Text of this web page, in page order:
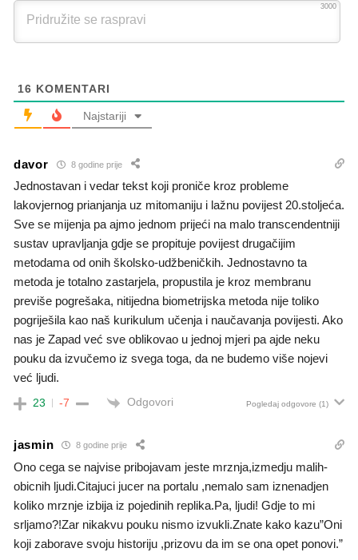
3000
16 KOMENTARI
Najstariji
davor 8 godine prije
Jednostavan i vedar tekst koji proniče kroz probleme
lakovjernog prianjanja uz mitomaniju i lažnu povijest 20.stoljeća.
Sve se mijenja pa ajmo jednom prijeći na malo transcendentniji
sustav upravljanja gdje se propituje povijest drugačijim
metodama od onih školsko-udžbeničkih. Jednostavno ta
metoda je totalno zastarjela, propustila je kroz membranu
previše pogrešaka, nitijedna biometrijska metoda nije toliko
pogriješila kao naš kurikulum učenja i naučavanja povijesti. Ako
nas je Zapad već sve oblikovao u jednoj mjeri pa ajde neku
pouku da izvučemo iz svega toga, da ne budemo više nojevi
već ljudi.
23 -7 Odgovori Pogledaj odgovore (1)
jasmin 8 godine prije
Ono cega se najvise pribojavam jeste mrznja,izmedju malih-
obicnih ljudi.Citajuci jucer na portalu ,nemalo sam iznenadjen
koliko mrznje izbija iz pojedinih replika.Pa, ljudi! Gdje to mi
srljamo?!Zar nikakvu pouku nismo izvukli.Znate kako kazu”Oni
koji zaborave svoju historiju ,prizovu da im se ona opet ponovi.”